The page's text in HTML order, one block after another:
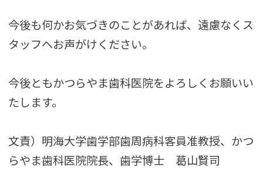
今後も何かお気づきのことがあれば、遠慮なくス
タッフへお声がけください。
今後ともかつらやま歯科医院をよろしくお願いい
たします。
文責）明海大学歯学部歯周病科客員准教授、かつ
らやま歯科医院院長、歯学博士 葛山賢司